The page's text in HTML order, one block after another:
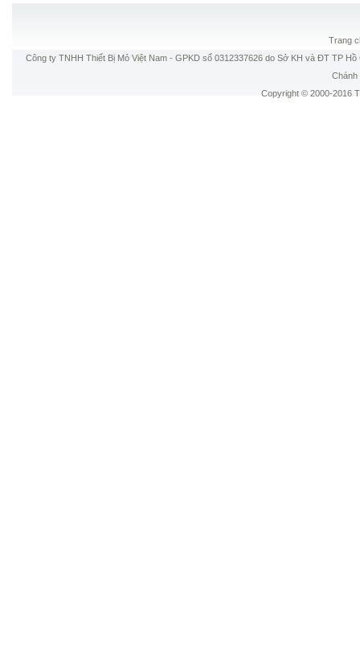
Trang
Công ty TNHH Thiết Bị Mỏ Việt Nam - GPKD số 0312337626 do Sở KH và ĐT TP
Chánh
Copyright © 2000-2016